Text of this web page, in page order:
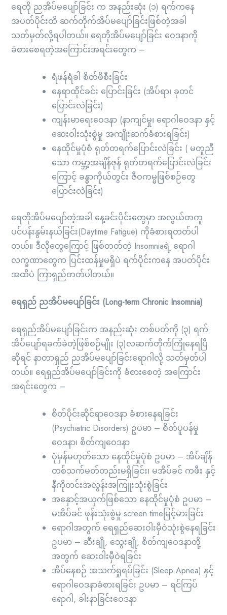
ရေတို ညအိပ်မပျော်ခြင်း က အနည်းဆုံး (၁) ရက်ကနေ
အပတ်ပိုင်းထိ ဆက်တိုက်အိပ်မပျော်ခြင်းဖြစ်တဲ့အခါ
သတ်မှတ်လို့ရပါတယ်။ ရေတိုအိပ်မပျော်ခြင်း ဝေဒနာကို
ခံစားစေရတဲ့အကြောင်းအရင်းတွေက –
ရံဖန်ရံခါ စိတ်ဖိစီးခြင်း
နေရာထိုင်ခင်း ပြောင်းခြင်း (အိပ်ရာ၊ ခုတင်
ပြောင်းလဲခြင်း)
ကျန်းမာရေးဝေဒနာ (နာကျင်မှု၊ ရောဂါဝေဒနာ နှင့်
ဆေးဝါးသုံးစွဲမှု အကျိုးဆက်ခံစားရခြင်း)
နေထိုင်မှုပုံစံ ရုတ်တရက်ပြောင်းလဲခြင်း ( မတူညီ
သော ကမ္ဘာ့အချိန်ဇုန် ရုတ်တရက်ပြောင်းလဲခြင်း
ကြောင့် ခန္ဓာကိုယ်တွင်း ဇီဝကမ္မဖြစ်စဉ်တွေ
ပြောင်းလဲခြင်း)
ရေတိုအိပ်မပျော်တဲ့အခါ နေ့ခင်းပိုင်းတွေမှာ အလွယ်တကူ
ပင်ပန်းနွမ်းနယ်ခြင်း(Daytime Fatigue) ကိုခံစားရတတ်ပါ
တယ်။ ဒီလိုတွေကြောင့် ဖြစ်တတ်တဲ့ Insomniaရဲ့ ရောဂါ
လက္ခဏာတွေက ပြင်းထန်မှုမရှိပဲ ရက်ပိုင်းကနေ အပတ်ပိုင်း
အထိပဲ ကြာရှည်တတ်ပါတယ်။
ရေရှည် ညအိပ်မပျော်ခြင်း (Long-term Chronic Insomnia)
ရေရှည်အိပ်မပျော်ခြင်းက အနည်းဆုံး တစ်ပတ်ကို (၃) ရက်
အိပ်ပျော်ရခက်ခဲတဲ့ဖြစ်စဉ်မျိုး (၃)လဆက်တိုက်ကြုံနေရပြီ
ဆိုရင် နာတာရှည် ညအိပ်မပျော်ခြင်းရောဂါလို့ သတ်မှတ်ပါ
တယ်။ ရေရှည်အိပ်မပျော်ခြင်းကို ခံစားစေတဲ့ အကြောင်း
အရင်းတွေက –
စိတ်ပိုင်းဆိုင်ရာဝေဒနာ ခံစားနေရခြင်း
(Psychiatric Disorders) ဥပမာ – စိတ်ပူပန်မှု
ဝေဒနာ၊ စိတ်ကျဝေဒနာ
ပုံမှန်မဟုတ်သော နေထိုင်မှုပုံစံ ဥပမာ – အိပ်ချိန်
တစ်သက်မတ်တည်းမရှိခြင်း၊ မအိပ်ခင် ကဖီး နှင့်
နီကိုတင်းအလွန်းအကြူးသုံးစွဲခြင်း
အနှောင့်အယှက်ဖြစ်သော နေထိုင်မှုပုံစံ ဥပမာ –
မအိပ်ခင် ဖုန်းသုံးစွဲမှု screen timeမြင့်မားခြင်း
ရောဂါအတွက် ရေရှည်ဆေးဝါးမှီဝဲသုံးစွဲနေရခြင်း
ဥပမာ – ဆီးချို, သွေးချို, စိတ်ကျဝေဒနာတို့
အတွက် ဆေးဝါးမှီဝဲရခြင်း
အိပ်နေစဉ် အသက်ရှုရပ်ခြင်း (Sleep Apnea) နှင့်
ရောဂါဝေဒနာခံစားရခြင်း ဥပမာ – ရင်ကြပ်
ရောဂါ, ခါးနာခြင်းဝေဒနာ